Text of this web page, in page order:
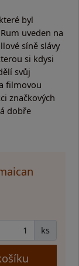
byl
uveden na
síně slávy
si kdysi
svůj
filmovou
značkových
dobře
ks